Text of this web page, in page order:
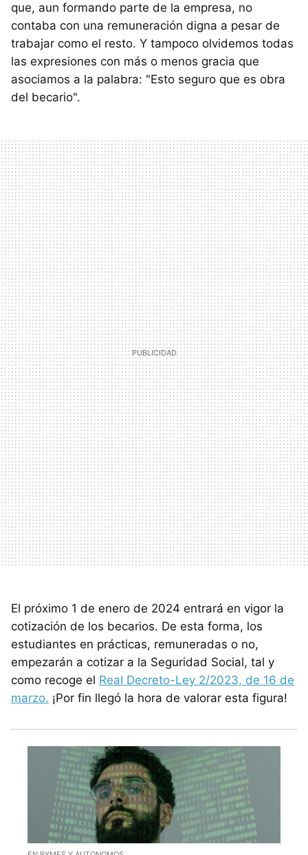
que, aun formando parte de la empresa, no
contaba con una remuneración digna a pesar de
trabajar como el resto. Y tampoco olvidemos todas
las expresiones con más o menos gracia que
asociamos a la palabra: "Esto seguro que es obra
del becario".
El próximo 1 de enero de 2024 entrará en vigor la
cotización de los becarios. De esta forma, los
estudiantes en prácticas, remuneradas o no,
empezarán a cotizar a la Seguridad Social, tal y
como recoge el Real Decreto-Ley 2/2023, de 16 de
marzo. ¡Por fin llegó la hora de valorar esta figura!